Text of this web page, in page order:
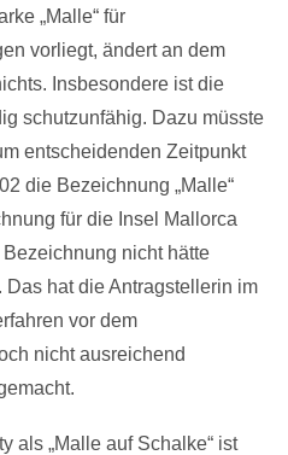
„Malle“ für
vorliegt, ändert an dem
Insbesondere ist die
schutzunfähig. Dazu müsste
entscheidenden Zeitpunkt
die Bezeichnung „Malle“
für die Insel Mallorca
nicht hätte
hat die Antragstellerin im
vor dem
nicht ausreichend
als „Malle auf Schalke“ ist